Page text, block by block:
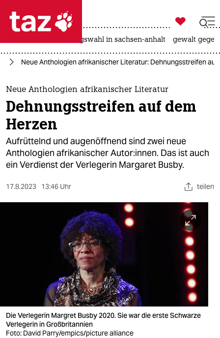
 taz zahl ich
taz zahl ich
themen
politik
öko
gesellschaft
sport
verlag
veranstaltungen

taz zahl ich
landtagswahl in sachsen-anhalt gewalt
Neue Anthologien afrikanischer Literatur: Dehnungsstreifen auf
Neue Anthologien afrikanischer Literatur
Dehnungsstreifen auf dem
Herzen
Aufrüttelnd und augenöffnend sind zwei neue
Anthologien afrikanischer Au­tor:in­­nen. Das ist auch
ein Verdienst der Verlegerin Margaret Busby.
17.8.2023 13:46 Uhr teilen
Die Verlegerin Margret Busby 2020. Sie war die erste Schwarze
Verlegerin in Großbritannien
Foto: David Parry/empics/picture alliance